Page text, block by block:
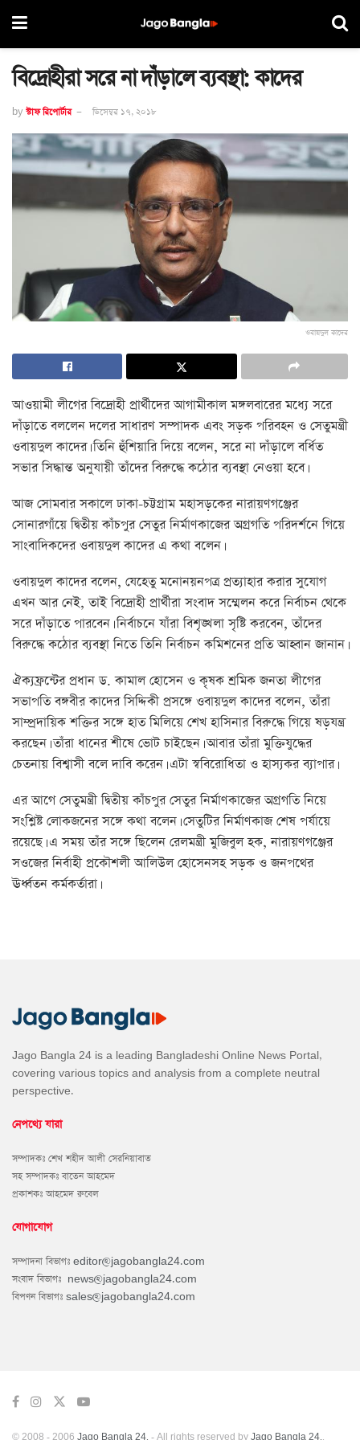
বিদ্রোহীরা সরে না দাঁড়ালে ব্যবস্থা: কাদের
by স্টাফ রিপোর্টার ডিসেম্বর ১৭, ২০১৮
ওবায়দুল কাদের
আওয়ামী লীগের বিদ্রোহী প্রার্থীদের আগামীকাল মঙ্গলবারের মধ্যে সরে
দাঁড়াতে বললেন দলের সাধারণ সম্পাদক এবং সড়ক পরিবহন ও সেতুমন্ত্রী
ওবায়দুল কাদের। তিনি হুঁশিয়ারি দিয়ে বলেন, সরে না দাঁড়ালে বর্ধিত
সভার সিদ্ধান্ত অনুযায়ী তাঁদের বিরুদ্ধে কঠোর ব্যবস্থা নেওয়া হবে।
আজ সোমবার সকালে ঢাকা-চট্টগ্রাম মহাসড়কের নারায়ণগঞ্জের
সোনারগাঁয়ে দ্বিতীয় কাঁচপুর সেতুর নির্মাণকাজের অগ্রগতি পরিদর্শনে গিয়ে
সাংবাদিকদের ওবায়দুল কাদের এ কথা বলেন।
ওবায়দুল কাদের বলেন, যেহেতু মনোনয়নপত্র প্রত্যাহার করার সুযোগ
এখন আর নেই, তাই বিদ্রোহী প্রার্থীরা সংবাদ সম্মেলন করে নির্বাচন থেকে
সরে দাঁড়াতে পারবেন। নির্বাচনে যাঁরা বিশৃঙ্খলা সৃষ্টি করবেন, তাঁদের
বিরুদ্ধে কঠোর ব্যবস্থা নিতে তিনি নির্বাচন কমিশনের প্রতি আহ্বান জানান।
ঐক্যফ্রন্টের প্রধান ড. কামাল হোসেন ও কৃষক শ্রমিক জনতা লীগের
সভাপতি বঙ্গবীর কাদের সিদ্দিকী প্রসঙ্গে ওবায়দুল কাদের বলেন, তাঁরা
সাম্প্রদায়িক শক্তির সঙ্গে হাত মিলিয়ে শেখ হাসিনার বিরুদ্ধে গিয়ে ষড়যন্ত্র
করছেন। তাঁরা ধানের শীষে ভোট চাইছেন। আবার তাঁরা মুক্তিযুদ্ধের
চেতনায় বিশ্বাসী বলে দাবি করেন। এটা স্ববিরোধিতা ও হাস্যকর ব্যাপার।
এর আগে সেতুমন্ত্রী দ্বিতীয় কাঁচপুর সেতুর নির্মাণকাজের অগ্রগতি নিয়ে
সংশ্লিষ্ট লোকজনের সঙ্গে কথা বলেন। সেতুটির নির্মাণকাজ শেষ পর্যায়ে
রয়েছে। এ সময় তাঁর সঙ্গে ছিলেন রেলমন্ত্রী মুজিবুল হক, নারায়ণগঞ্জের
সওজের নির্বাহী প্রকৌশলী আলিউল হোসেনসহ সড়ক ও জনপথের
ঊর্ধ্বতন কর্মকর্তারা।
Jago Bangla 24 is a leading Bangladeshi Online News Portal,
covering various topics and analysis from a complete neutral
perspective.
নেপথ্যে যারা
সম্পাদকঃ শেখ শহীদ আলী সেরনিয়াবাত
সহ সম্পাদকঃ বাতেন আহমেদ
প্রকাশকঃ আহমেদ রুবেল
যোগাযোগ
সম্পাদনা বিভাগঃ editor@jagobangla24.com
সংবাদ বিভাগঃ news@jagobangla24.com
বিপণন বিভাগঃ sales@jagobangla24.com